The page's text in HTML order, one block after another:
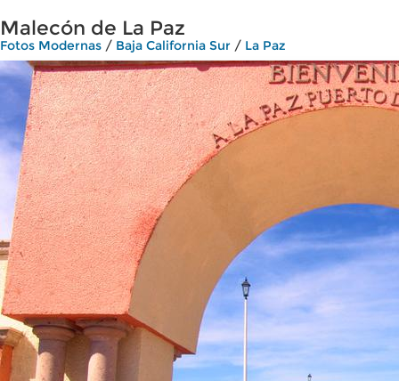
Malecón de La Paz
Fotos Modernas / Baja California Sur / La Paz